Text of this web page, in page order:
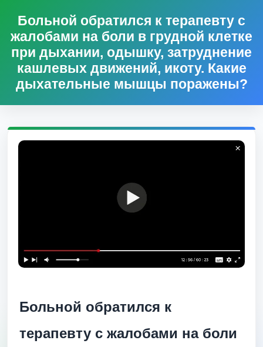
Больной обратился к терапевту с
жалобами на боли в грудной клетке
при дыхании, одышку, затруднение
кашлевых движений, икоту. Какие
дыхательные мышцы поражены?
Больной обратился к
терапевту с жалобами на боли